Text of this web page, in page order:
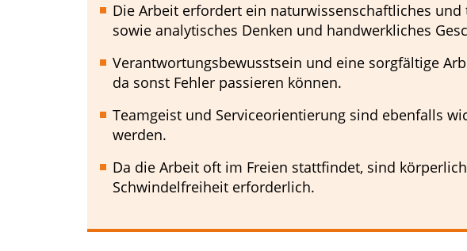
Die Arbeit erfordert ein naturwissenschaftliches und
sowie analytisches Denken und handwerkliches
Verantwortungsbewusstsein und eine sorgfältige
da sonst Fehler passieren können.
Teamgeist und Serviceorientierung sind ebenfalls
werden.
Da die Arbeit oft im Freien stattfindet, sind
Schwindelfreiheit erforderlich.